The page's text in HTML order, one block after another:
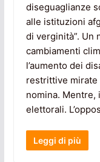
diseguaglianze
alle istituzioni
di verginità”. Un
cambiamenti
l’aumento dei
restrittive
nomina. Mentre,
elettorali.
Leggi di più